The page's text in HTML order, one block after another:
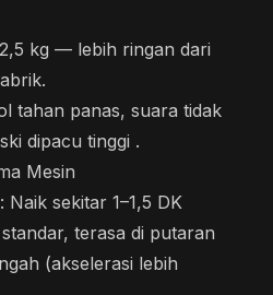
kg — lebih ringan dari
tahan panas, suara tidak
dipacu tinggi .
Mesin
Naik sekitar 1–1,5 DK
terasa di putaran
(akselerasi lebih